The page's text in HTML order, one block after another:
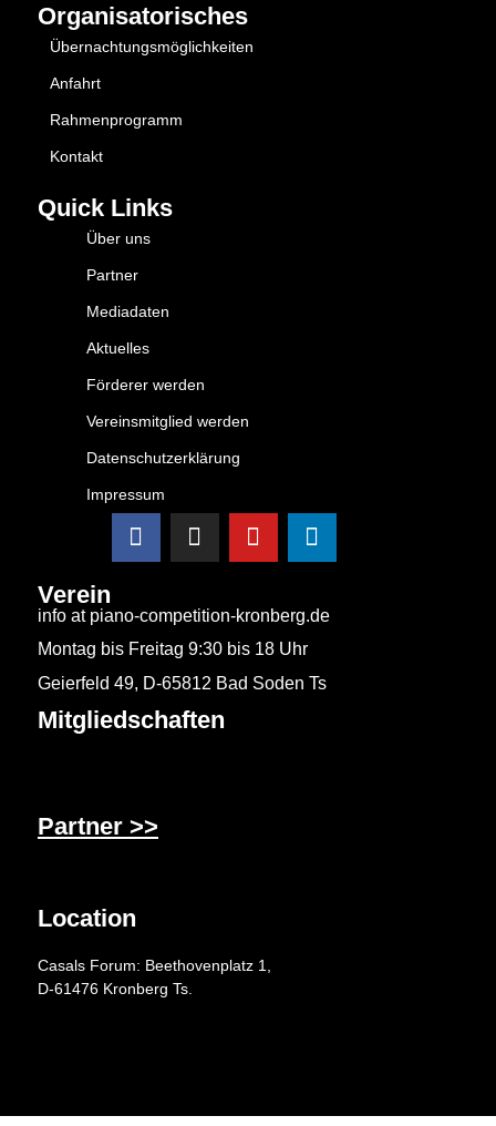
Organisatorisches
Übernachtungsmöglichkeiten
Anfahrt
Rahmenprogramm
Kontakt
Quick Links
Über uns
Partner
Mediadaten
Aktuelles
Förderer werden
Vereinsmitglied werden
Datenschutzerklärung
Impressum
Verein
info at piano-competition-kronberg.de
Montag bis Freitag 9:30 bis 18 Uhr
Geierfeld 49, D-65812 Bad Soden Ts
Mitgliedschaften
Partner >>
Location
Casals Forum: Beethovenplatz 1,
D-61476 Kronberg Ts.